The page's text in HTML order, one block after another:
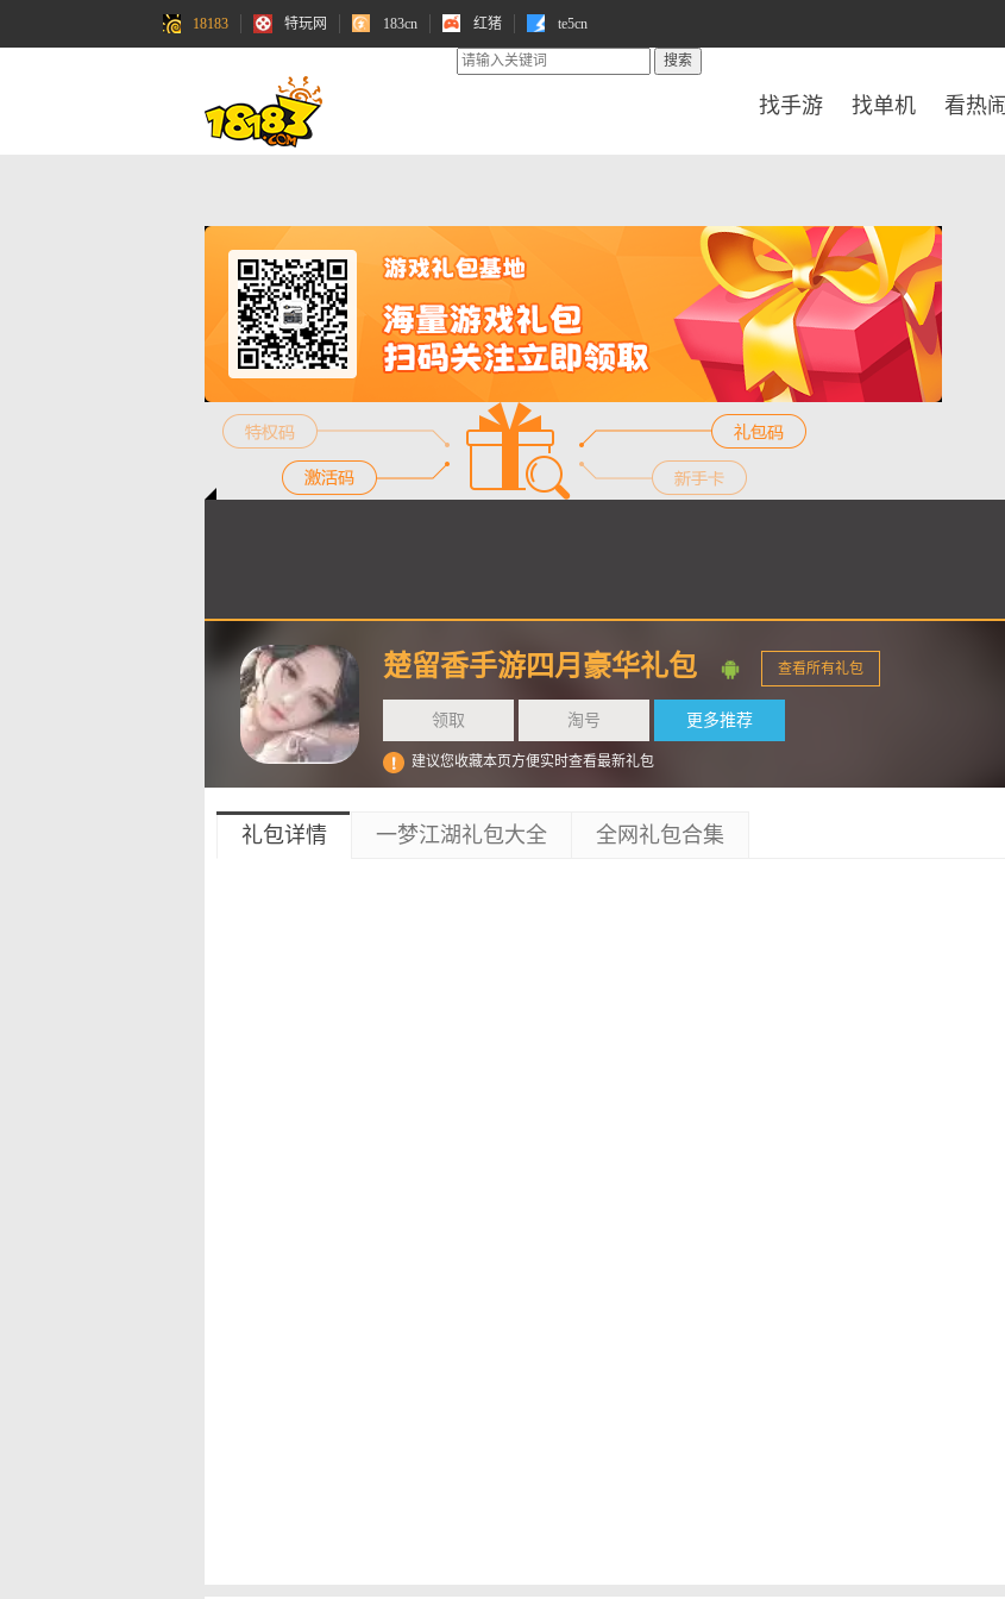
18183 特玩网 183cn 红猪 te5cn
找手游 找单机 看热闹
楚留香手游四月豪华礼包 查看所有礼包
领取 淘号 更多推荐
建议您收藏本页方便实时查看最新礼包
礼包详情 一梦江湖礼包大全 全网礼包合集